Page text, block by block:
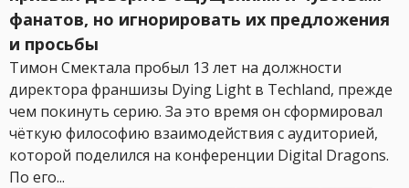
фанатов, но игнорировать их предложения
и просьбы
Тимон Смекталa пробыл 13 лет на должности
директора франшизы Dying Light в Techland, прежде
чем покинуть серию. За это время он сформировал
чёткую философию взаимодействия с аудиторией,
которой поделился на конференции Digital Dragons.
По его...